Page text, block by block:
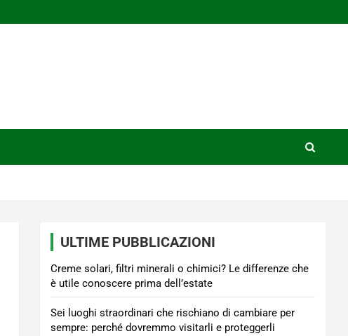
ULTIME PUBBLICAZIONI
Creme solari, filtri minerali o chimici? Le differenze che
è utile conoscere prima dell’estate
Sei luoghi straordinari che rischiano di cambiare per
sempre: perché dovremmo visitarli e proteggerli